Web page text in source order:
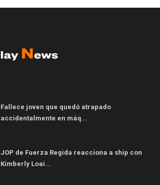
Fallece joven que quedó atrapado
accidentalmente en máq...
JOP de Fuerza Regida reacciona a ship con
Kimberly Loai...